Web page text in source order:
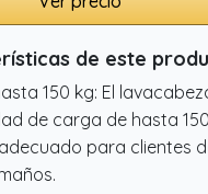
de este
150 kg: El
de carga de hasta
para clientes